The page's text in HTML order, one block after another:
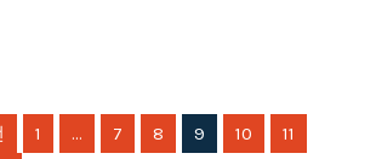
1 … 7 8 9 10
11